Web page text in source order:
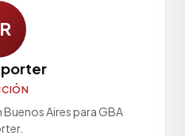
Aires para GBA